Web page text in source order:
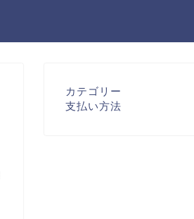
カテゴリー
支払い方法